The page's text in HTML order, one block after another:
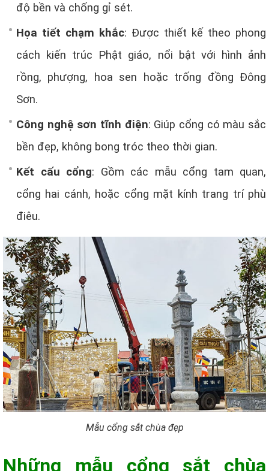
độ bền và chống gỉ sét.
Họa tiết chạm khắc: Được thiết kế theo phong
cách kiến trúc Phật giáo, nổi bật với hình ảnh
rồng, phượng, hoa sen hoặc trống đồng Đông
Sơn.
Công nghệ sơn tĩnh điện: Giúp cổng có màu sắc
bền đẹp, không bong tróc theo thời gian.
Kết cấu cổng: Gồm các mẫu cổng tam quan,
cổng hai cánh, hoặc cổng mặt kính trang trí phù
điêu.
Mẫu cổng sắt chùa đẹp
Những mẫu cổng sắt chùa